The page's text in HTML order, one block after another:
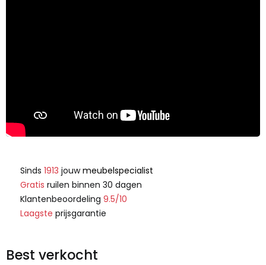
Sinds 1913 jouwmeubelspecialist
Gratis ruilen binnen 30 dagen
Klantenbeoordeling 9.5/10
Laagste prijsgarantie
Best verkocht